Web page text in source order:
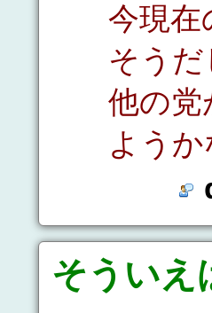
今現在
そうだ
他の党
よう
そういえ